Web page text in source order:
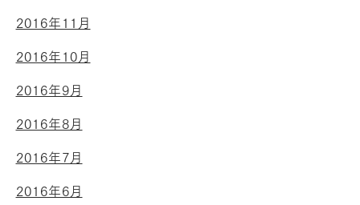
2016年11月
2016年10月
2016年9月
2016年8月
2016年7月
2016年6月